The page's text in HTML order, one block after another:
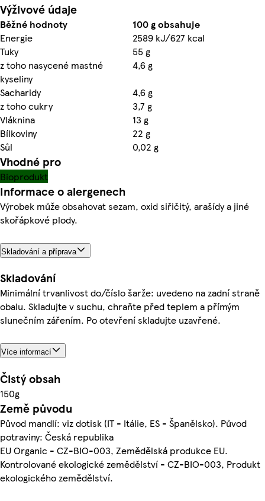
Výživové údaje
Běžné hodnoty
100 g obsahuje
Energie
2589 kJ/627 kcal
Tuky
55 g
z toho nasycené mastné
kyseliny
4,6 g
Sacharidy
4,6 g
z toho cukry
3,7 g
Vláknina
13 g
Bílkoviny
22 g
Sůl
0,02 g
Vhodné pro
Bioprodukt
Informace o alergenech
Výrobek může obsahovat sezam, oxid siřičitý, arašídy a jiné
skořápkové plody.
Skladování a příprava
Skladování
Minimální trvanlivost do/číslo šarže: uvedeno na zadní straně
obalu. Skladujte v suchu, chraňte před teplem a přímým
slunečním zářením. Po otevření skladujte uzavřené.
Více informací
Čistý obsah
150g
Země původu
Původ mandlí: viz dotisk (IT - Itálie, ES - Španělsko). Původ
potraviny: Česká republika
EU Organic - CZ-BIO-003, Zemědělská produkce EU.
Kontrolované ekologické zemědělství - CZ-BIO-003, Produkt
ekologického zemědělství.